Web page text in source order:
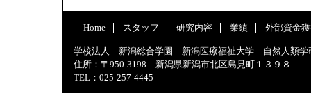
Home スタッフ 研究内容 業績 外部資金
学校法人 新潟総合学園 新潟医療福祉大学 自然人類学
住所：〒950-3198 新潟県新潟市北区島見町１３９８
TEL：025-257-4445